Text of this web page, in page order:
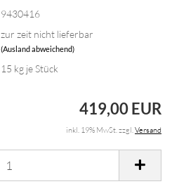
9430416
zur zeit nicht lieferbar
(Ausland abweichend)
15 kg je Stück
419,00 EUR
inkl. 19% MwSt. zzgl.Versand